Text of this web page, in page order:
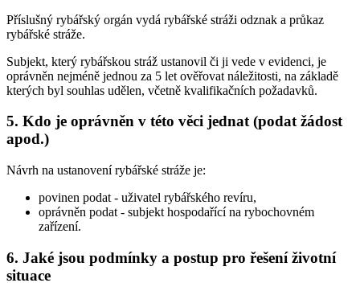
Příslušný rybářský orgán vydá rybářské stráži odznak a průkaz
rybářské stráže.
Subjekt, který rybářskou stráž ustanovil či ji vede v evidenci, je
oprávněn nejméně jednou za 5 let ověřovat náležitosti, na základě
kterých byl souhlas udělen, včetně kvalifikačních požadavků.
5. Kdo je oprávněn v této věci jednat (podat žádost
apod.)
Návrh na ustanovení rybářské stráže je:
povinen podat - uživatel rybářského revíru,
oprávněn podat - subjekt hospodařící na rybochovném
zařízení.
6. Jaké jsou podmínky a postup pro řešení životní
situace